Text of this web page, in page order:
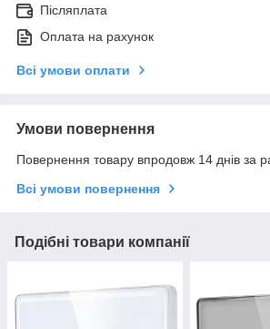
Післяплата
Оплата на рахунок
Всі умови оплати
Умови повернення
Повернення товару впродовж 14 днів за
Всі умови повернення
Подібні товари компанії